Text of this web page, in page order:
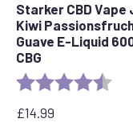
Starker CBD Vape
Kiwi
Guave E-Liquid
CBG
Bewertung:
£14.99